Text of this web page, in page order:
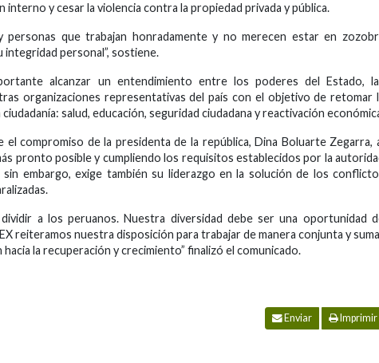
interno y cesar la violencia contra la propiedad privada y pública.
personas que trabajan honradamente y no merecen estar en
integridad personal”, sostiene.
alcanzar un entendimiento entre los poderes del Estado,
organizaciones representativas del país con el objetivo de retomar
salud, educación, seguridad ciudadana y reactivación
compromiso de la presidenta de la república, Dina Boluarte Zegarra,
pronto posible y cumpliendo los requisitos establecidos por la
embargo, exige también su liderazgo en la solución de los
dividir a los peruanos. Nuestra diversidad debe ser una oportunidad
reiteramos nuestra disposición para trabajar de manera conjunta y
la recuperación y crecimiento” finalizó el comunicado.
Enviar Imprimir